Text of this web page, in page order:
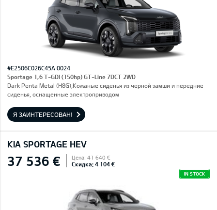
#E2506C026C45A 0024
Sportage 1,6 T-GDI (150hp) GT-Line 7DCT 2WD
Dark Penta Metal (H8G),Кожаные сиденья из черной замши и передние
сиденья, оснащенные электроприводом
Я ЗАИНТЕРЕСОВАН!
KIA SPORTAGE HEV
37 536 € Цена: 41 640 €
Скидка: 4 104 €
IN STOCK